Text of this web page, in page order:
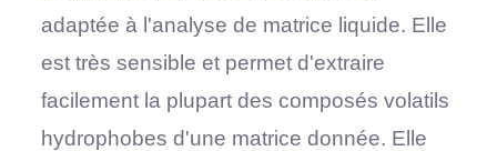
adaptée à l'analyse de matrice liquide. Elle
est très sensible et permet d'extraire
facilement la plupart des composés volatils
hydrophobes d'une matrice donnée. Elle